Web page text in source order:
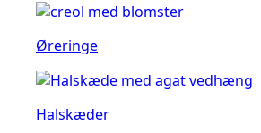
Øreringe
Halskæder